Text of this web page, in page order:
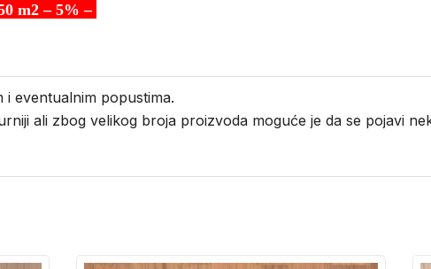
m2 – 5% –
eventualnim popustima.
ali zbog velikog broja proizvoda moguće je da se pojavi